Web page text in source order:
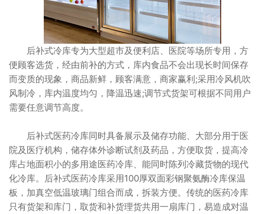
后补式冷库专为大型超市及便利店、医院等场所专用，方
便顾客选货，经由前补的方式，库内食品不会出现长时间保存
而变质的现象，商品新鲜，顾客满意，商家赢利;采用冷风机吹
风制冷，库内温度均匀，降温迅速;调节式货架可根据不同用户
需要任意调节高度。
后补式医药冷库同时具备展示及储存功能、大部分用于医
院及医疗机构，储存体外诊断试剂及药品，方便取货，提高冷
库占地面积小的多用途医药冷库、能同时陈列冷藏货物的现代
化冷库。后补式医药冷库采用100厚双面彩钢聚氨酶冷库保温
板，加真空低温玻璃门组合而成，拆装方便。传统的医药冷库
只有货架和库门，取货和补货理货共用一扇库门，易造成对温